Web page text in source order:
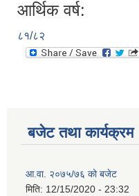
आर्थिक वर्ष:
८१/८२
बजेट तथा कार्यक्रम
आ.वा. २०७५/७६ को बजेट
मिति: 12/15/2020 - 23:32